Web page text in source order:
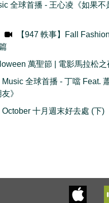
全球首播 - 王心凌《如果不
【947 軼事】Fall
萬聖節 | 電影馬拉松之
Music 全球首播 - 丁噹 Feat.
》
October 十月週末好去處 (下)